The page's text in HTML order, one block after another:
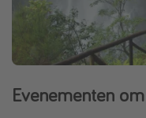
Evenementen